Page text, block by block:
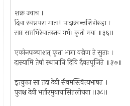
शक्र उवाच ।
दिवा स्वप्नपरा मातः! पादाक्रान्तशिरोरुहा ।
सप्त सप्तभिरेवातस्तव गर्भः कृतो मया ॥३६॥
एकोनपञ्चाशत्‌ कृता भागा वज्रेण ते सुताः ।
दास्यामि तेषां स्थानानि दिवि दैवतपूजिते ॥३७॥
इत्युक्ता सा तदा देवी सैवमस्त्वित्यभाषत ।
पुनश्च देवी भर्तारमुवाचासितलोचना ॥३८॥